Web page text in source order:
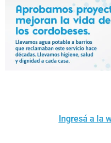
Ingresá a la